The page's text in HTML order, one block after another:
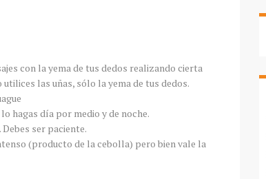
con la yema de tus dedos realizando cierta
las uñas, sólo la yema de tus dedos.
hagas día por medio y de noche.
ser paciente.
(producto de la cebolla) pero bien vale la